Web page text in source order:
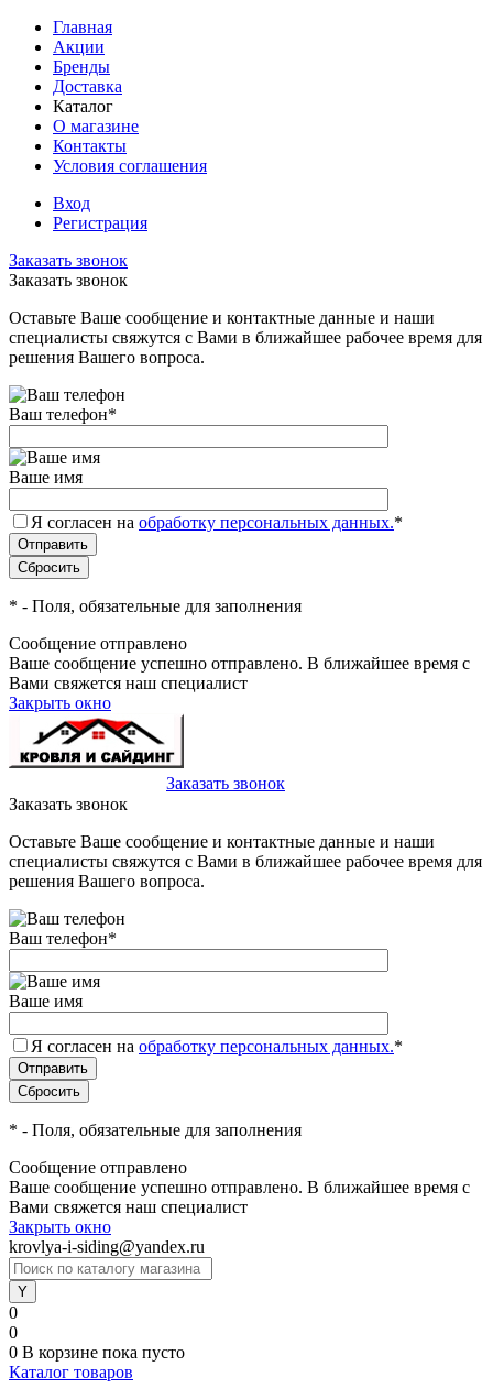
Главная
Акции
Бренды
Доставка
Каталог
О магазине
Контакты
Условия соглашения
Вход
Регистрация
Заказать звонок
Заказать звонок
Оставьте Ваше сообщение и контактные данные и наши
специалисты свяжутся с Вами в ближайшее рабочее время для
решения Вашего вопроса.
Ваш телефон*
Ваше имя
Я согласен на обработку персональных данных.*
* - Поля, обязательные для заполнения
Сообщение отправлено
Ваше сообщение успешно отправлено. В ближайшее время с
Вами свяжется наш специалист
Закрыть окно
Заказать звонок
Заказать звонок
Оставьте Ваше сообщение и контактные данные и наши
специалисты свяжутся с Вами в ближайшее рабочее время для
решения Вашего вопроса.
Ваш телефон*
Ваше имя
Я согласен на обработку персональных данных.*
* - Поля, обязательные для заполнения
Сообщение отправлено
Ваше сообщение успешно отправлено. В ближайшее время с
Вами свяжется наш специалист
Закрыть окно
krovlya-i-siding@yandex.ru
0
0
0 В корзине пока пусто
Каталог товаров